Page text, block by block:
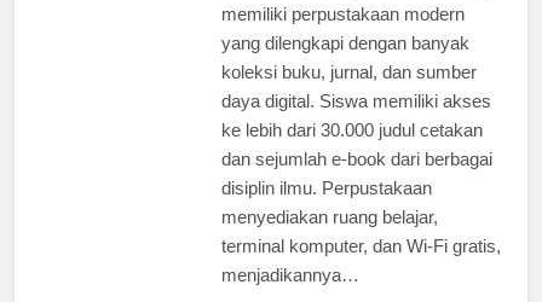
memiliki perpustakaan modern
yang dilengkapi dengan banyak
koleksi buku, jurnal, dan sumber
daya digital. Siswa memiliki akses
ke lebih dari 30.000 judul cetakan
dan sejumlah e-book dari berbagai
disiplin ilmu. Perpustakaan
menyediakan ruang belajar,
terminal komputer, dan Wi-Fi gratis,
menjadikannya…